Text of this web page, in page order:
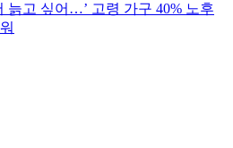
늙고 싶어…’ 고령 가구 40% 노후